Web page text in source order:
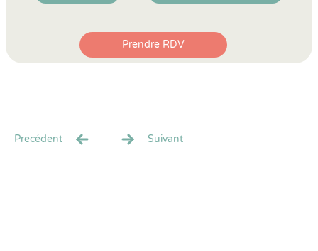
Prendre RDV
Precédent Suivant